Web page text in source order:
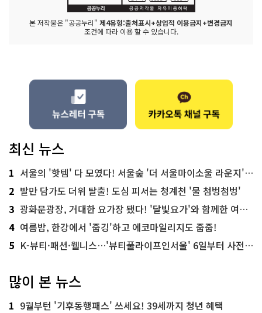
본 저작물은 "공공누리" 제4유형:출처표시+상업적 이용금지+변경금지
조건에 따라 이용 할 수 있습니다.
최신 뉴스
1 서울의 '핫템' 다 모였다! 서울숲 '더 서울마이소울 라운지' 오픈
2 발만 담가도 더위 탈출! 도심 피서는 청계천 '물 첨벙첨벙'
3 광화문광장, 거대한 요가장 됐다! '달빛요가'와 함께한 여름밤 힐링
4 여름밤, 한강에서 '줍깅'하고 에코마일리지도 줍줍!
5 K-뷰티·패션·웰니스…'뷰티풀라이프인서울' 6일부터 사전 예약
많이 본 뉴스
1 9월부턴 '기후동행패스' 쓰세요! 39세까지 청년 혜택